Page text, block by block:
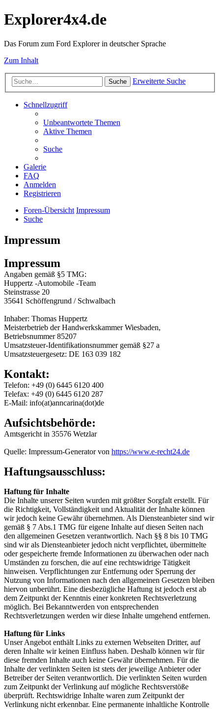
Explorer4x4.de
Das Forum zum Ford Explorer in deutscher Sprache
Zum Inhalt
Suche Erweiterte Suche
Schnellzugriff
Unbeantwortete Themen
Aktive Themen
Suche
Galerie
FAQ
Anmelden
Registrieren
Foren-Übersicht Impressum
Suche
Impressum
Impressum
Angaben gemäß §5 TMG:
Huppertz -Automobile -Team
Steinstrasse 20
35641 Schöffengrund / Schwalbach
Inhaber: Thomas Huppertz
Meisterbetrieb der Handwerkskammer Wiesbaden,
Betriebsnummer 85207
Umsatzsteuer-Identifikationsnummer gemäß §27 a
Umsatzsteuergesetz: DE 163 039 182
Kontakt:
Telefon: +49 (0) 6445 6120 400
Telefax: +49 (0) 6445 6120 287
E-Mail: info(at)anncarina(dot)de
Aufsichtsbehörde:
Amtsgericht in 35576 Wetzlar
Quelle: Impressum-Generator von https://www.e-recht24.de
Haftungsausschluss:
Haftung für Inhalte
Die Inhalte unserer Seiten wurden mit größter Sorgfalt erstellt. Für
die Richtigkeit, Vollständigkeit und Aktualität der Inhalte können
wir jedoch keine Gewähr übernehmen. Als Diensteanbieter sind wir
gemäß § 7 Abs.1 TMG für eigene Inhalte auf diesen Seiten nach
den allgemeinen Gesetzen verantwortlich. Nach §§ 8 bis 10 TMG
sind wir als Diensteanbieter jedoch nicht verpflichtet, übermittelte
oder gespeicherte fremde Informationen zu überwachen oder nach
Umständen zu forschen, die auf eine rechtswidrige Tätigkeit
hinweisen. Verpflichtungen zur Entfernung oder Sperrung der
Nutzung von Informationen nach den allgemeinen Gesetzen bleiben
hiervon unberührt. Eine diesbezügliche Haftung ist jedoch erst ab
dem Zeitpunkt der Kenntnis einer konkreten Rechtsverletzung
möglich. Bei Bekanntwerden von entsprechenden
Rechtsverletzungen werden wir diese Inhalte umgehend entfernen.
Haftung für Links
Unser Angebot enthält Links zu externen Webseiten Dritter, auf
deren Inhalte wir keinen Einfluss haben. Deshalb können wir für
diese fremden Inhalte auch keine Gewähr übernehmen. Für die
Inhalte der verlinkten Seiten ist stets der jeweilige Anbieter oder
Betreiber der Seiten verantwortlich. Die verlinkten Seiten wurden
zum Zeitpunkt der Verlinkung auf mögliche Rechtsverstöße
überprüft. Rechtswidrige Inhalte waren zum Zeitpunkt der
Verlinkung nicht erkennbar. Eine permanente inhaltliche Kontrolle